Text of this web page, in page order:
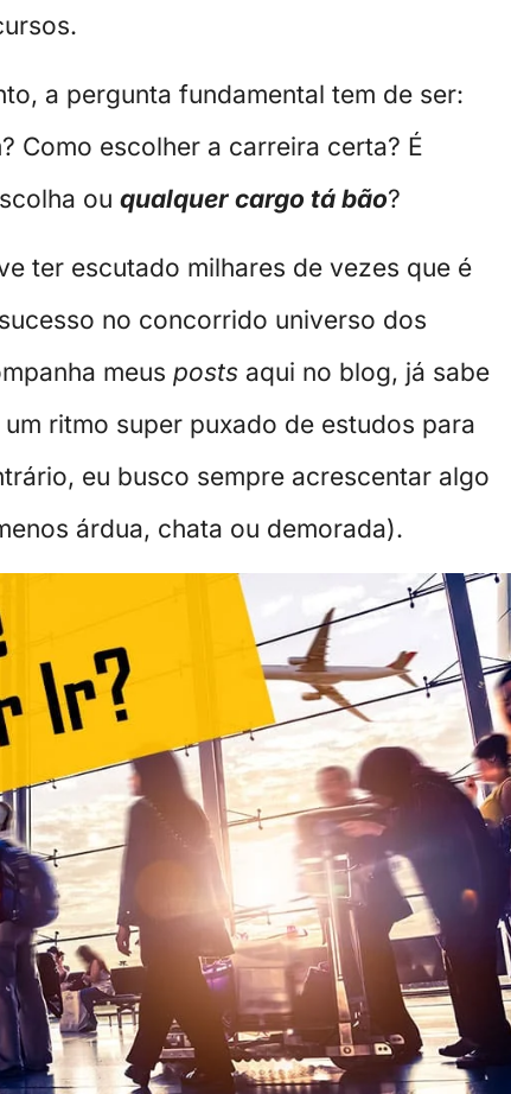
a pergunta fundamental tem de ser:
Como escolher a carreira certa? É
ouqualquer cargo tá bão?
ter escutado milhares de vezes que é
no concorrido universo dos
meusposts aqui no blog, já sabe
ritmo super puxado de estudos para
eu busco sempre acrescentar algo
árdua, chata ou demorada).